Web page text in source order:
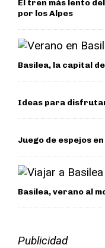
El tren más lento
por los Alpes
Basilea, la capital
Ideas para
Juego de espejos
Basilea, verano al
Publicidad